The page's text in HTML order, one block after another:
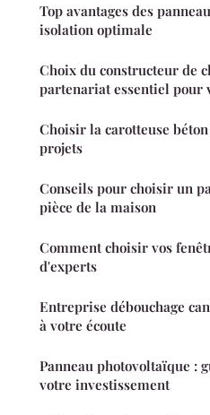
Top avantages des
isolation optimale
Choix du constructeur de
partenariat essentiel pour
Choisir la carotteuse
projets
Conseils pour choisir un
pièce de la maison
Comment choisir vos
d'experts
Entreprise débouchage
à votre écoute
Panneau photovoltaïque :
votre investissement